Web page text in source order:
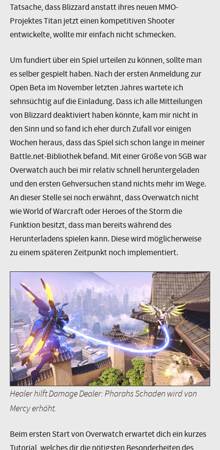
Tatsache, dass Blizzard anstatt ihres neuen MMO-
Projektes Titan jetzt einen kompetitiven Shooter
entwickelte, wollte mir einfach nicht schmecken.
Um fundiert über ein Spiel urteilen zu können, sollte man
es selber gespielt haben. Nach der ersten Anmeldung zur
Open Beta im November letzten Jahres wartete ich
sehnsüchtig auf die Einladung. Dass ich alle Mitteilungen
von Blizzard deaktiviert haben könnte, kam mir nicht in
den Sinn und so fand ich eher durch Zufall vor einigen
Wochen heraus, dass das Spiel sich schon lange in meiner
Battle.net-Bibliothek befand. Mit einer Größe von 5GB war
Overwatch auch bei mir relativ schnell heruntergeladen
und den ersten Gehversuchen stand nichts mehr im Wege.
An dieser Stelle sei noch erwähnt, dass Overwatch nicht
wie World of Warcraft oder Heroes of the Storm die
Funktion besitzt, dass man bereits während des
Herunterladens spielen kann. Diese wird möglicherweise
zu einem späteren Zeitpunkt noch implementiert.
Healer hilft Damage Dealer: Pharahs Schaden wird von
Mercy erhöht.
Beim ersten Start von Overwatch erwartet dich ein kurzes
Tutorial, welches dir die nötigsten Besonderheiten des